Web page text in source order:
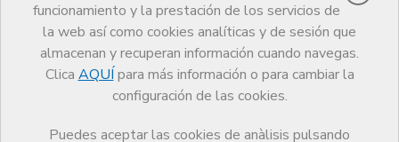
funcionamiento y la prestación de los servicios de
la web así como cookies analíticas y de sesión que
almacenan y recuperan información cuando navegas.
Clica AQUÍ para más información o para cambiar la
configuración de las cookies.
Puedes aceptar las cookies de anàlisis pulsando
Ventajas y
descuentos
Servicios Otros servicios
Ventajas y descuentos
Deportes y Bienestar
Seven Dance